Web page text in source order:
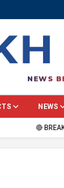
NEWS
NEWS
🔴 BREAKING